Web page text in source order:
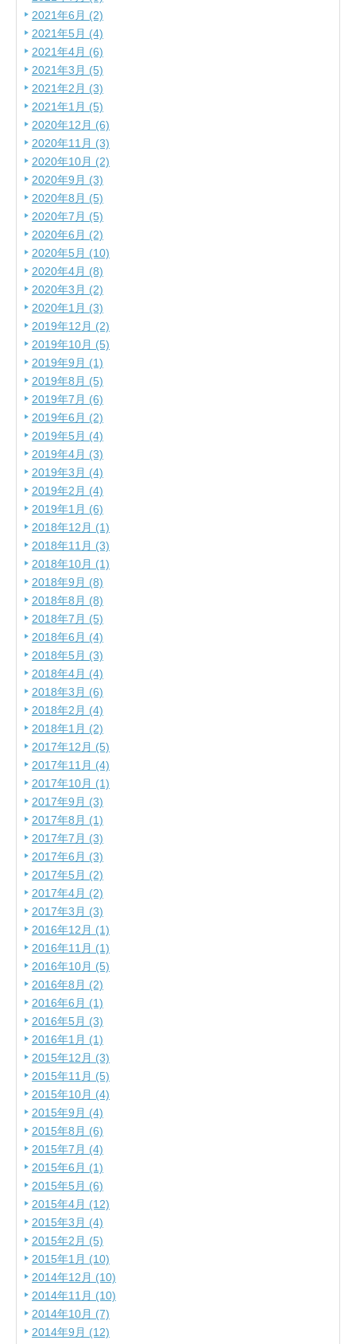
2021年6月 (2)
2021年5月 (4)
2021年4月 (6)
2021年3月 (5)
2021年2月 (3)
2021年1月 (5)
2020年12月 (6)
2020年11月 (3)
2020年10月 (2)
2020年9月 (3)
2020年8月 (5)
2020年7月 (5)
2020年6月 (2)
2020年5月 (10)
2020年4月 (8)
2020年3月 (2)
2020年1月 (3)
2019年12月 (2)
2019年10月 (5)
2019年9月 (1)
2019年8月 (5)
2019年7月 (6)
2019年6月 (2)
2019年5月 (4)
2019年4月 (3)
2019年3月 (4)
2019年2月 (4)
2019年1月 (6)
2018年12月 (1)
2018年11月 (3)
2018年10月 (1)
2018年9月 (8)
2018年8月 (8)
2018年7月 (5)
2018年6月 (4)
2018年5月 (3)
2018年4月 (4)
2018年3月 (6)
2018年2月 (4)
2018年1月 (2)
2017年12月 (5)
2017年11月 (4)
2017年10月 (1)
2017年9月 (3)
2017年8月 (1)
2017年7月 (3)
2017年6月 (3)
2017年5月 (2)
2017年4月 (2)
2017年3月 (3)
2016年12月 (1)
2016年11月 (1)
2016年10月 (5)
2016年8月 (2)
2016年6月 (1)
2016年5月 (3)
2016年1月 (1)
2015年12月 (3)
2015年11月 (5)
2015年10月 (4)
2015年9月 (4)
2015年8月 (6)
2015年7月 (4)
2015年6月 (1)
2015年5月 (6)
2015年4月 (12)
2015年3月 (4)
2015年2月 (5)
2015年1月 (10)
2014年12月 (10)
2014年11月 (10)
2014年10月 (7)
2014年9月 (12)